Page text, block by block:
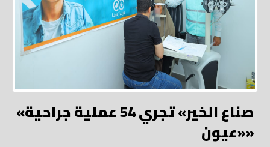
«صناع الخير» تجري 54 عملية جراحية
«عيون»